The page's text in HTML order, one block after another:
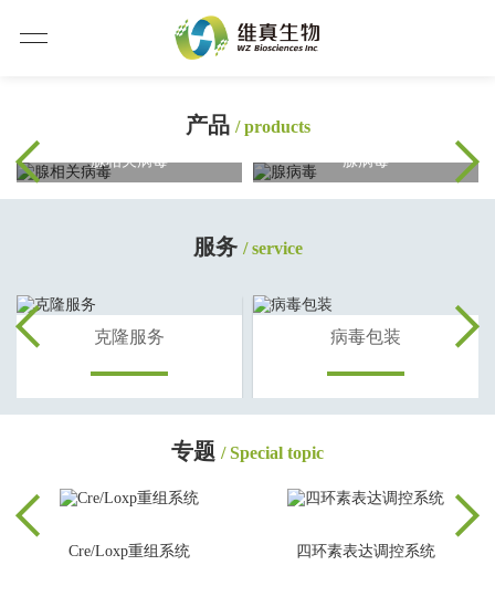
产品 / products
腺相关病毒 腺病毒
服务 / service
克隆服务 病毒包装
专题 / Special topic
Cre/Loxp重组系统 四环素表达调控系统